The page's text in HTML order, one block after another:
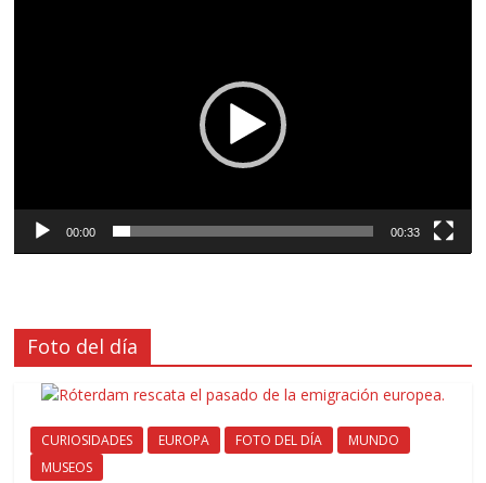
00:00 00:33
Foto del día
CURIOSIDADES EUROPA FOTO DEL DÍA
MUNDO
MUSEOS